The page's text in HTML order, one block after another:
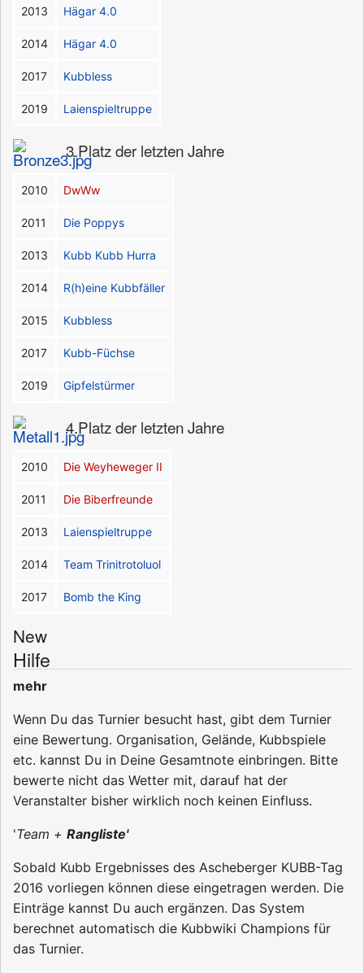
2013 Hägar 4.0
2014 Hägar 4.0
2017 Kubbless
2019 Laienspieltruppe
3.Platz der letzten Jahre
2010 DwWw
2011 Die Poppys
2013 Kubb Kubb Hurra
2014 R(h)eine Kubbfäller
2015 Kubbless
2017 Kubb-Füchse
2019 Gipfelstürmer
4.Platz der letzten Jahre
2010 Die Weyheweger II
2011 Die Biberfreunde
2013 Laienspieltruppe
2014 Team Trinitrotoluol
2017 Bomb the King
New
Hilfe
mehr
Wenn Du das Turnier besucht hast, gibt dem Turnier
eine Bewertung. Organisation, Gelände, Kubbspiele
etc. kannst Du in Deine Gesamtnote einbringen. Bitte
bewerte nicht das Wetter mit, darauf hat der
Veranstalter bisher wirklich noch keinen Einfluss.
'Team + Rangliste'
Sobald Kubb Ergebnisses des Ascheberger KUBB-Tag
2016 vorliegen können diese eingetragen werden. Die
Einträge kannst Du auch ergänzen. Das System
berechnet automatisch die Kubbwiki Champions für
das Turnier.